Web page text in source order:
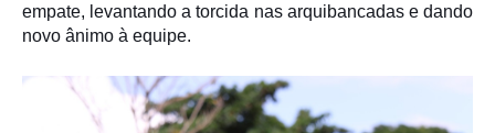
empate, levantando a torcida nas arquibancadas e dando
novo ânimo à equipe.